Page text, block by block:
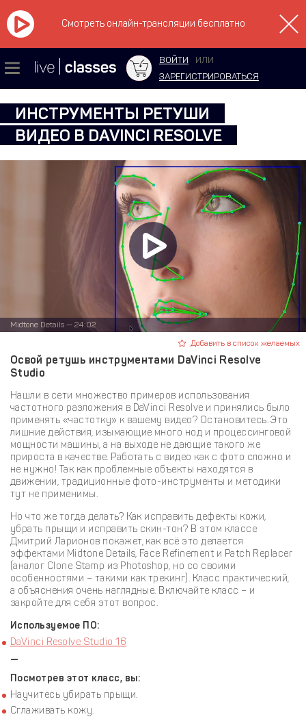
Смотреть онлайн-трансляции бесплатно
ВОЙТИ
ИЛИ
ЗАРЕГИСТРИРОВАТЬСЯ
ИНСТРУМЕНТЫ РЕТУШИ
ВИДЕО В DAVINCI RESOLVE
Midtone Details — 24:02
Добавить в список желаемых
Освой ретушь инструментами DaVinci Resolve
Studio
Нашли в сети множество примеров использования
частотного разложения в DaVinci Resolve и принялись было
применять «частотку» к вашему видео? Остановитесь. Это
лишние действия, изымающие много нод и процессинговой
мощности машины, а на выходе не дающие такого же
прироста в качестве. Работать с видео как с фото сложно и
не нужно! Так как проблемные объекты находятся в
движении, традиционные фото-инструменты и методики
тут не применимы.
Но что же тогда делать? Как исправить дефекты кожи,
убрать прыщи и исправить скин-тон? В этом классе
Дмитрий Ларионов покажет, как всё это делается
эффектами Midtone Details, Face Refinement и Patch Replacer
(аналог Clone Stamp из Photoshop, но со своими
особенностями – такими как трекинг). Класс практический,
а объяснения очень наглядные. Включайте класс – и
закройте для себя этот вопрос.
Используемое ПО:
DaVinci Resolve Studio 16
—
Посмотрев этот класс, вы:
Научитесь убирать прыщи.
Сглаживать кожу.